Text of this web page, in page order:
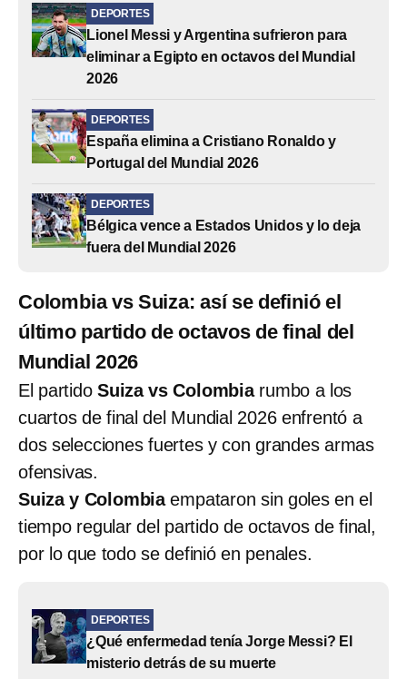
DEPORTES
Lionel Messi y Argentina sufrieron para
eliminar a Egipto en octavos del Mundial
2026
DEPORTES
España elimina a Cristiano Ronaldo y
Portugal del Mundial 2026
DEPORTES
Bélgica vence a Estados Unidos y lo deja
fuera del Mundial 2026
Colombia vs Suiza: así se definió el
último partido de octavos de final del
Mundial 2026
El partidoSuiza vs Colombia rumbo a los
cuartos de final del Mundial 2026 enfrentó a
dos selecciones fuertes y con grandes armas
ofensivas.
Suiza y Colombiaempataron sin goles en el
tiempo regular del partido de octavos de final,
por lo que todo se definió en penales.
DEPORTES
¿Qué enfermedad tenía Jorge Messi? El
misterio detrás de su muerte